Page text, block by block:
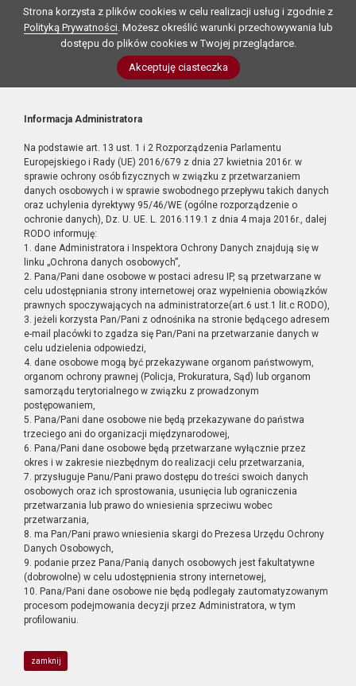
Strona korzysta z plików cookies w celu realizacji usług i zgodnie z
Polityką Prywatności. Możesz określić warunki przechowywania lub
dostępu do plików cookies w Twojej przeglądarce.
Akceptuję ciasteczka
Informacja Administratora
Na podstawie art. 13 ust. 1 i 2 Rozporządzenia Parlamentu
Europejskiego i Rady (UE) 2016/679 z dnia 27 kwietnia 2016r. w
sprawie ochrony osób fizycznych w związku z przetwarzaniem
danych osobowych i w sprawie swobodnego przepływu takich danych
oraz uchylenia dyrektywy 95/46/WE (ogólne rozporządzenie o
ochronie danych), Dz. U. UE. L. 2016.119.1 z dnia 4 maja 2016r., dalej
RODO informuję:
1. dane Administratora i Inspektora Ochrony Danych znajdują się w
linku „Ochrona danych osobowych”,
2. Pana/Pani dane osobowe w postaci adresu IP, są przetwarzane w
celu udostępniania strony internetowej oraz wypełnienia obowiązków
prawnych spoczywających na administratorze(art.6 ust.1 lit.c RODO),
3. jeżeli korzysta Pan/Pani z odnośnika na stronie będącego adresem
e-mail placówki to zgadza się Pan/Pani na przetwarzanie danych w
celu udzielenia odpowiedzi,
4. dane osobowe mogą być przekazywane organom państwowym,
organom ochrony prawnej (Policja, Prokuratura, Sąd) lub organom
samorządu terytorialnego w związku z prowadzonym
postępowaniem,
5. Pana/Pani dane osobowe nie będą przekazywane do państwa
trzeciego ani do organizacji międzynarodowej,
6. Pana/Pani dane osobowe będą przetwarzane wyłącznie przez
okres i w zakresie niezbędnym do realizacji celu przetwarzania,
7. przysługuje Panu/Pani prawo dostępu do treści swoich danych
osobowych oraz ich sprostowania, usunięcia lub ograniczenia
przetwarzania lub prawo do wniesienia sprzeciwu wobec
przetwarzania,
8. ma Pan/Pani prawo wniesienia skargi do Prezesa Urzędu Ochrony
Danych Osobowych,
9. podanie przez Pana/Panią danych osobowych jest fakultatywne
(dobrowolne) w celu udostępnienia strony internetowej,
10. Pana/Pani dane osobowe nie będą podlegały zautomatyzowanym
procesom podejmowania decyzji przez Administratora, w tym
profilowaniu.
zamknij